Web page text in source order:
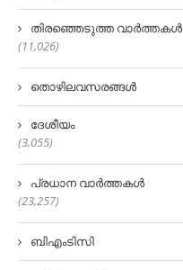
തിരഞ്ഞെടുത്ത വാർത്തകൾ
(11,026)
തൊഴിലവസരങ്ങൾ
ദേശീയം
(3,055)
പ്രധാന വാർത്തകൾ
(23,257)
ബിഎംടിസി